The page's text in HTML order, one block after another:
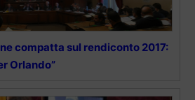
compatta sul rendiconto 2017:
Orlando”